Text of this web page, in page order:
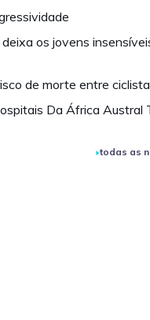
os jovens
de morte entre
Da África Austral
todas as